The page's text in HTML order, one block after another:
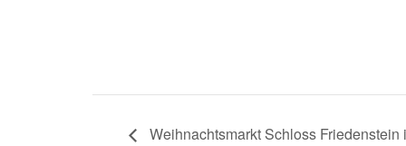
Weihnachtsmarkt Schloss Friedenstein